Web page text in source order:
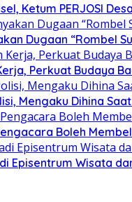
Ketum PERJOSI
Dugaan “Rombel
Perkuat Budaya
Mengaku Dihina
Boleh
Episentrum Wisata